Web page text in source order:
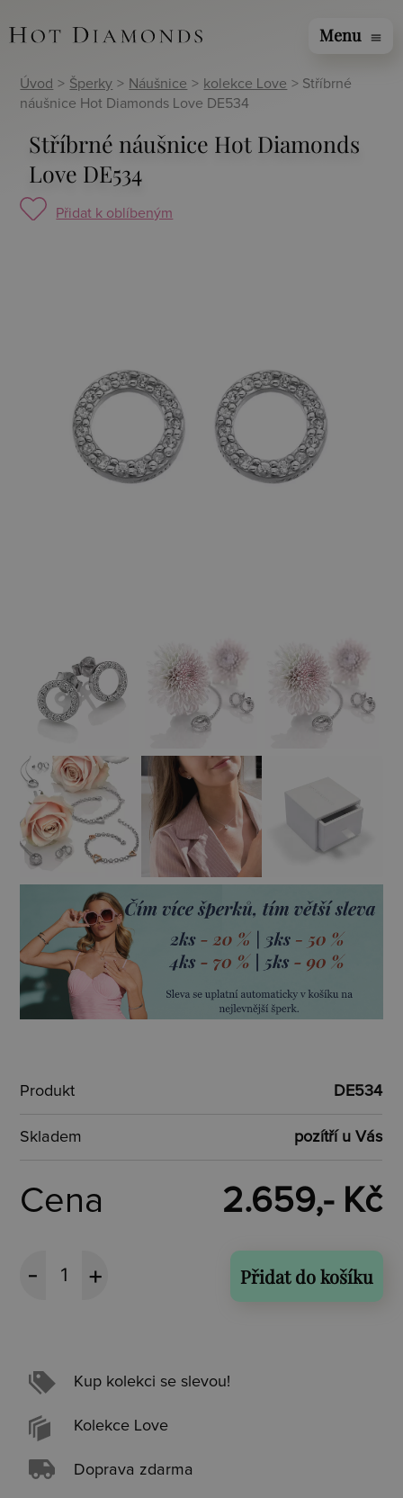
Menu menu
Úvod > Šperky > Náušnice > kolekce Love > Stříbrné
náušnice Hot Diamonds Love DE534
Stříbrné náušnice Hot Diamonds
Love DE534
Přidat k oblíbeným
Produkt DE534
Skladem pozítří u Vás
Cena 2.659,- Kč
Přidat do košíku
Kup kolekci se slevou!
Kolekce Love
Doprava zdarma